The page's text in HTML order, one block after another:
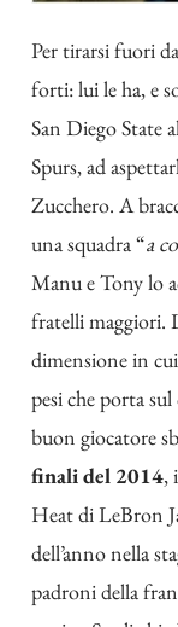
Per tirarsi fuori
forti: lui le ha, e
San Diego
Spurs, ad
Zucchero. A
una squadra “a
Manu e Tony lo
fratelli maggiori.
dimensione in
pesi che porta
buon giocatore
finali del 2014,
Heat di LeBron
dell’anno nella
padroni della